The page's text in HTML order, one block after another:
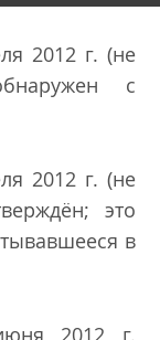
2012 г. (не
с
2012 г. (не
это
в
2012 г.